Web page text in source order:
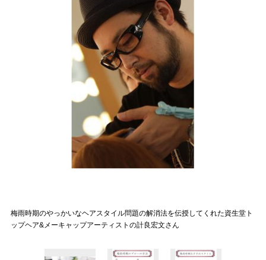
梅雨時期のやっかいなヘアスタイル問題の解消法を伝授してくれた資生堂ト
ップヘア&メーキャップアーティストの計良宏文さん